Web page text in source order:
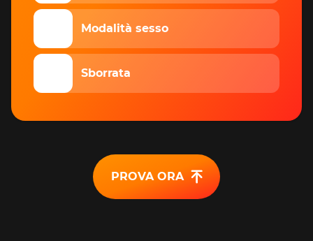
Modalità sesso
Sborrata
PROVA ORA